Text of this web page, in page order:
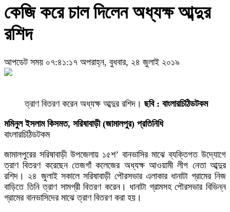
কেজি করে চাল দিলেন অধ্যক্ষ আব্দুর
রশিদ
আপডেট সময় ০৭:৪১:১৭ অপরাহ্ন, বুধবার, ২৪ জুলাই ২০১৯
ত্রাণ বিতরণ করেন অধ্যক্ষ আব্দুর রশিদ। ছবি : বাংলারচিঠিডটকম
মমিনুল ইসলাম কিসমত, সরিষাবাড়ী (জামালপুর) প্রতিনিধি
বাংলারচিঠিডটকম
জামালপুরের সরিষাবাড়ী উপজেলায় ১৫শ’ বানভাসির মাঝে ব্যক্তিগত উদ্যোগে
ত্রাণ বিতরণ করেছেন তেজগাঁ কলেজের অধ্যক্ষ আওয়ামী লীগ নেতা আব্দুর
রশিদ। ২৪ জুলাই সকালে সরিষাবাড়ী পৌরসভার এলাকার ধানাটা গ্রামের নিজ
বাড়িতে তিনি ত্রাণ সামগ্রী বিতরণ করেন। ধানাটা গ্রামসহ পৌরসভার বিভিন্ন
গ্রামের বানভাসিদের মাঝে ত্রাণ বিতরণ করা হয়।